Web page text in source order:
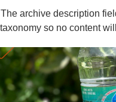
The archive description
taxonomy so no content